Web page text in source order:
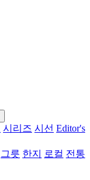
시리즈 시선 Editor's
그릇 한지 로컬 전통